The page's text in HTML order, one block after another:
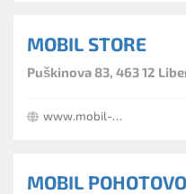
MOBIL STORE
Puškinova 83, 463 12
www.mobil-store.cz
MOBIL